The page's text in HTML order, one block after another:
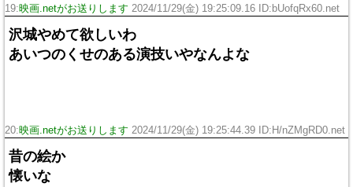
19:映画.netがお送りします 2024/11/29(金) 19:25:09.16 ID:bUofqRx60.net
沢城やめて欲しいわ
あいつのくせのある演技いやなんよな
20:映画.netがお送りします 2024/11/29(金) 19:25:44.39 ID:H/nZMgRD0.net
昔の絵か
懐いな